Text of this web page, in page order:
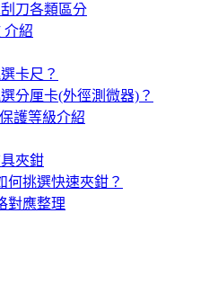
刀各類區分
介紹
卡尺？
分厘卡(外徑測微器)？
護等級介紹
夾鉗
何挑選快速夾鉗？
對應整理